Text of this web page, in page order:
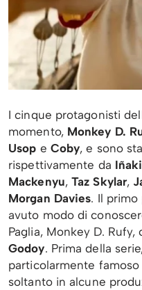
I cinque protagonisti
momento, Monkey D.
Usop e Coby, e sono
rispettivamente da
Mackenyu,Taz Skylar,
Morgan Davies. Il primo
avuto modo di
Paglia, Monkey D.
Godoy. Prima della
particolarmente
soltanto in alcune